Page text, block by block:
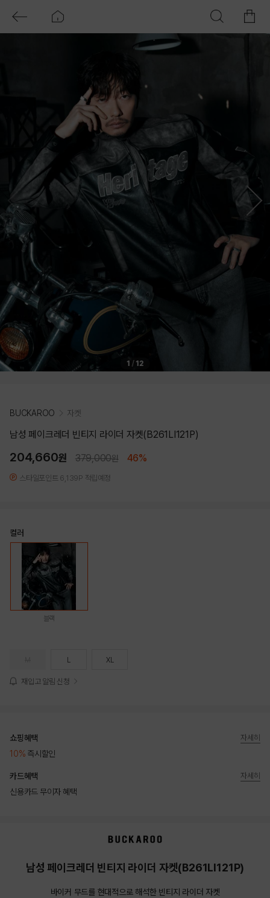
1 / 12
BUCKAROO 자켓
남성 페이크레더 빈티지 라이더 자켓(B261LI121P)
204,660원 379,000원 46%
스타일포인트 6,139P 적립예정
컬러
블랙
L XL
재입고 알림 신청
쇼핑혜택
10% 즉시할인
자세히
카드혜택
신용카드 무이자 혜택
자세히
남성 페이크레더 빈티지 라이더 자켓(B261LI121P)
바이커 무드를 현대적으로 해석한 빈티지 라이더 자켓